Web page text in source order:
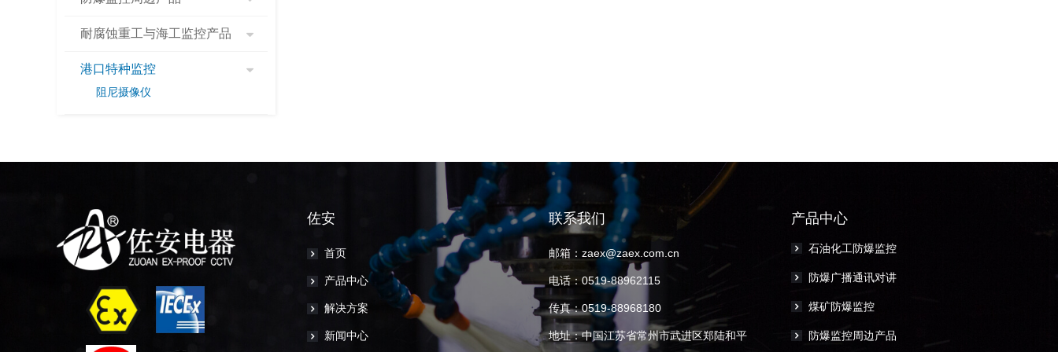
耐腐蚀重工与海工监控产品
港口特种监控
阻尼摄像仪
佐安
首页
产品中心
解决方案
新闻中心
联系我们
邮箱： zaex@zaex.com.cn
电话： 0519-88962115
传真：0519-88968180
地址：中国江苏省常州市武进区郑陆和平
产品中心
石油化工防爆监控
防爆广播通讯对讲
煤矿防爆监控
防爆监控周边产品